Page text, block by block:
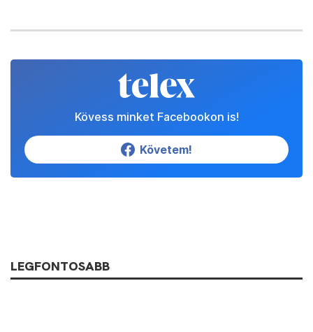
Kövess minket Facebookon is!
Követem!
LEGFONTOSABB